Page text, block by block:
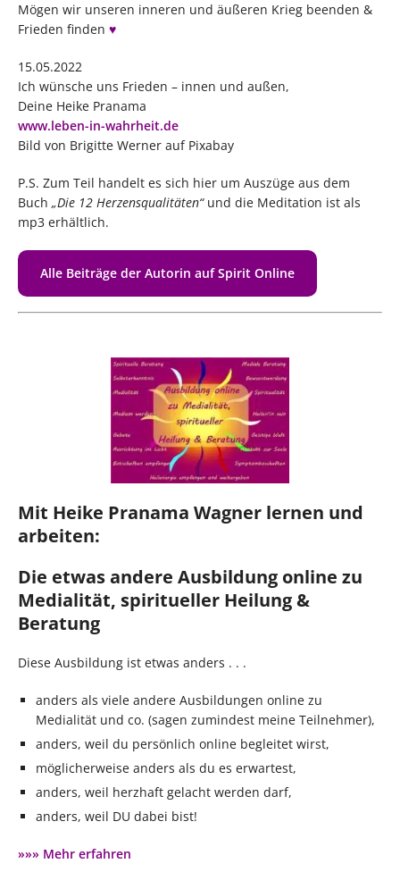
Mögen wir unseren inneren und äußeren Krieg beenden &
Frieden finden ♥
15.05.2022
Ich wünsche uns Frieden – innen und außen,
Deine Heike Pranama
www.leben-in-wahrheit.de
Bild von Brigitte Werner auf Pixabay
P.S. Zum Teil handelt es sich hier um Auszüge aus dem
Buch „Die 12 Herzensqualitäten“und die Meditation ist als
mp3 erhältlich.
Alle Beiträge der Autorin auf Spirit Online
Mit Heike Pranama Wagner lernen und
arbeiten:
Die etwas andere Ausbildung online zu
Medialität, spiritueller Heilung &
Beratung
Diese Ausbildung ist etwas anders . . .
anders als viele andere Ausbildungen online zu
Medialität und co. (sagen zumindest meine Teilnehmer),
anders, weil du persönlich online begleitet wirst,
möglicherweise anders als du es erwartest,
anders, weil herzhaft gelacht werden darf,
anders, weil DU dabei bist!
»»» Mehr erfahren